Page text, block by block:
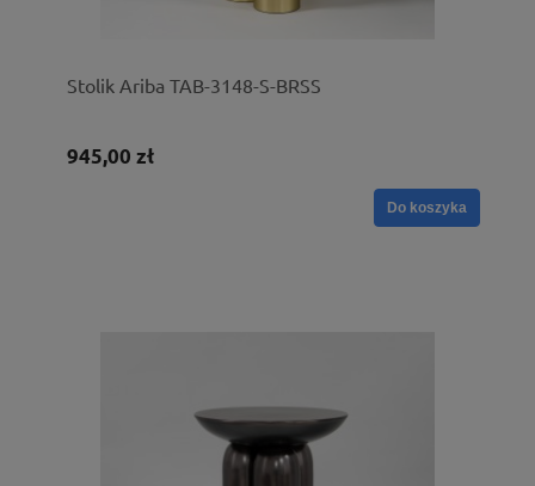
Stolik Ariba TAB-3148-S-BRSS
945,00 zł
Do koszyka